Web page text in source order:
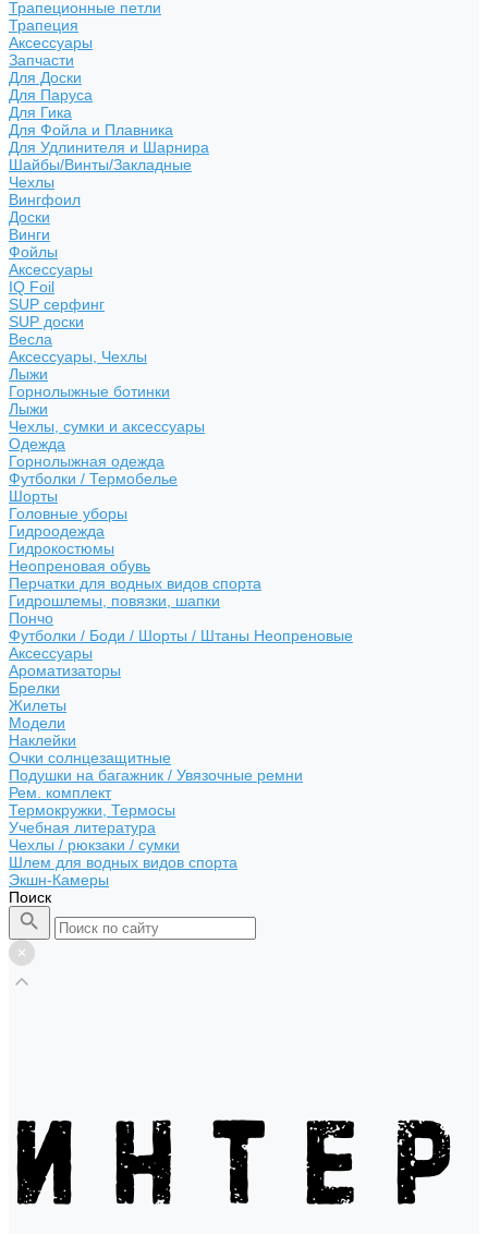
Трапеционные петли
Трапеция
Аксессуары
Запчасти
Для Доски
Для Паруса
Для Гика
Для Фойла и Плавника
Для Удлинителя и Шарнира
Шайбы/Винты/Закладные
Чехлы
Вингфоил
Доски
Винги
Фойлы
Аксессуары
IQ Foil
SUP серфинг
SUP доски
Весла
Аксессуары, Чехлы
Лыжи
Горнолыжные ботинки
Лыжи
Чехлы, сумки и аксессуары
Одежда
Горнолыжная одежда
Футболки / Термобелье
Шорты
Головные уборы
Гидроодежда
Гидрокостюмы
Неопреновая обувь
Перчатки для водных видов спорта
Гидрошлемы, повязки, шапки
Пончо
Футболки / Боди / Шорты / Штаны Неопреновые
Аксессуары
Ароматизаторы
Брелки
Жилеты
Модели
Наклейки
Очки солнцезащитные
Подушки на багажник / Увязочные ремни
Рем. комплект
Термокружки, Термосы
Учебная литература
Чехлы / рюкзаки / сумки
Шлем для водных видов спорта
Экшн-Камеры
Поиск